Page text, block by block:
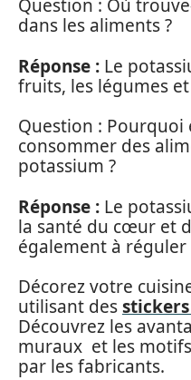
Question : Où
dans les aliments ?
Réponse : Le
fruits, les légumes
Question :
consommer des
potassium ?
Réponse : Le
la santé du cœur et
également à
Décorez votre
utilisant des
Découvrez les
muraux et les
par les fabricants.